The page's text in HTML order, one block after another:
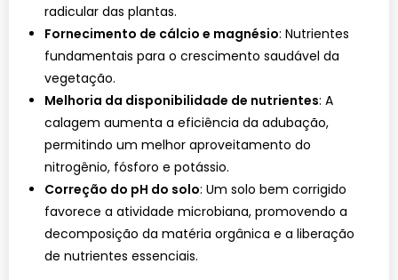
radicular das plantas.
Fornecimento de cálcio e magnésio: Nutrientes
fundamentais para o crescimento saudável da
vegetação.
Melhoria da disponibilidade de nutrientes: A
calagem aumenta a eficiência da adubação,
permitindo um melhor aproveitamento do
nitrogênio, fósforo e potássio.
Correção do pH do solo: Um solo bem corrigido
favorece a atividade microbiana, promovendo a
decomposição da matéria orgânica e a liberação
de nutrientes essenciais.